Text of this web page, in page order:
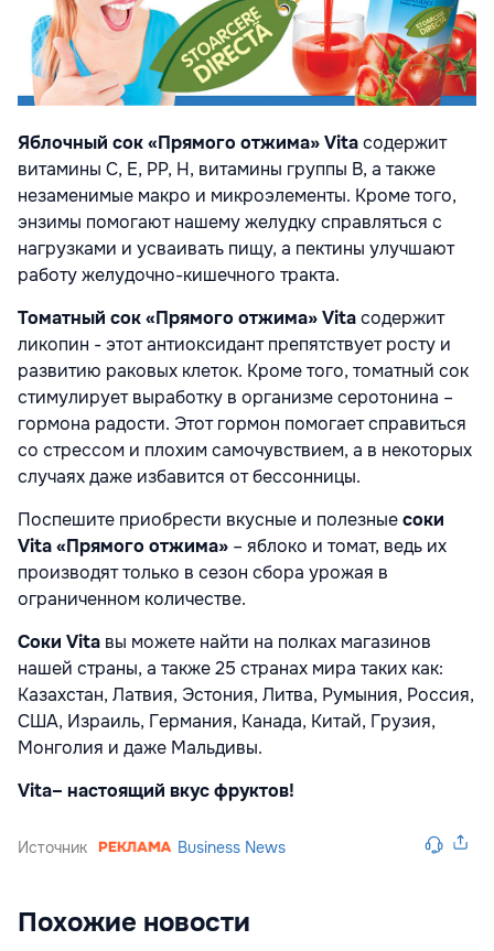
Яблочный сок«Прямого отжима» Vitaсодержит
витамины С, Е, РР, Н, витамины группы В, а также
незаменимые макро и микроэлементы. Кроме того,
энзимы помогают нашему желудку справляться с
нагрузками и усваивать пищу, а пектины улучшают
работу желудочно-кишечного тракта.
Томатный сок«Прямого отжима» Vitaсодержит
ликопин - этот антиоксидант препятствует росту и
развитию раковых клеток. Кроме того, томатный сок
стимулирует выработку в организме серотонина –
гормона радости. Этот гормон помогает справиться
со стрессом и плохим самочувствием, а в некоторых
случаях даже избавится от бессонницы.
Поспешите приобрести вкусные и полезныесоки
Vita«Прямого отжима» – яблоко и томат, ведь их
производят только в сезон сбора урожая в
ограниченном количестве.
Соки Vita вы можете найти на полках магазинов
нашей страны, а также 25 странах мира таких как:
Казахстан, Латвия, Эстония, Литва, Румыния, Россия,
США, Израиль, Германия, Канада, Китай, Грузия,
Монголия и даже Мальдивы.
Vita– настоящий вкус фруктов!
Источник Business News
Похожие новости